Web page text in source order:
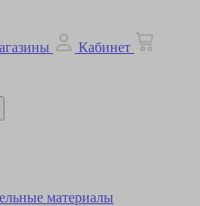
Кабинет
материалы